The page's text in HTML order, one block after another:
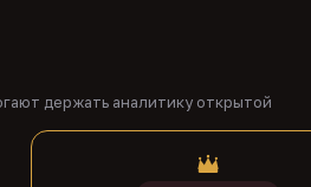
держать аналитику открытой